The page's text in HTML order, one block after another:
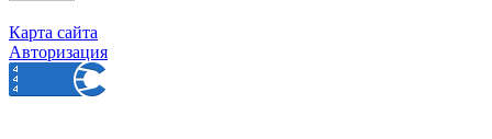
Карта сайта
Авторизация